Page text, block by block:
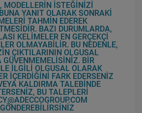
MODELLERIN ISTEĞINIZI
YANIT OLARAK SONRAKI
TAHMIN EDEREK
BAZI DURUMLARDA,
KELIMELER EN GERÇEKÇI
OLMAYABILIR. BU NEDENLE,
ÇIKTILARININ OLGUSAL
GÜVENMEMELISINIZ. BIR
ILGILI OLGUSAL OLARAK
IÇERDIĞINI FARK EDERSENIZ
KALDIRMA TALEBINDE
BU TALEPLERI